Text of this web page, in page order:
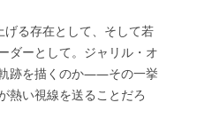
る存在として、そして若
ダーとして。ジャリル・オ
跡を描くのか——その一挙
熱い視線を送ることだろ